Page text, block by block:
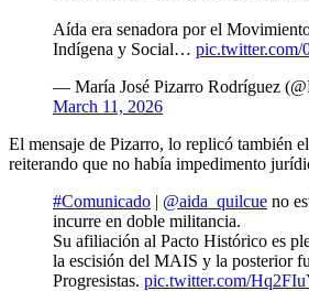
Aída era senadora por el
Indígena y Social…
— María José Pizarro Rodríguez
March 11, 2026
El mensaje de Pizarro, lo replicó también
reiterando que no había impedimento
#Comunicado | @aida_quilcue no
incurre en doble militancia.
Su afiliación al Pacto Histórico es
la escisión del MAIS y la posterior
Progresistas. pic.twitter.com/